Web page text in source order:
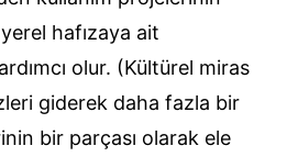
yerel hafızaya ait
olur. (Kültürel miras
giderek daha fazla bir
bir parçası olarak ele